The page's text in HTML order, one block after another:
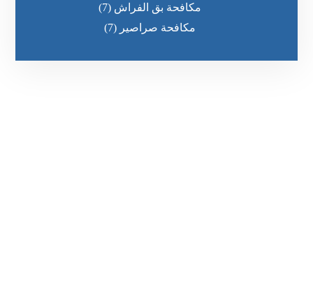
مكافحة بق الفراش (7)
مكافحة صراصير (7)